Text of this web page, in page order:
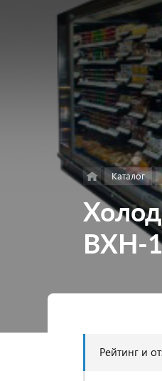
в каталоге
Найти
Каталог
ВХН-
Рейтинг и